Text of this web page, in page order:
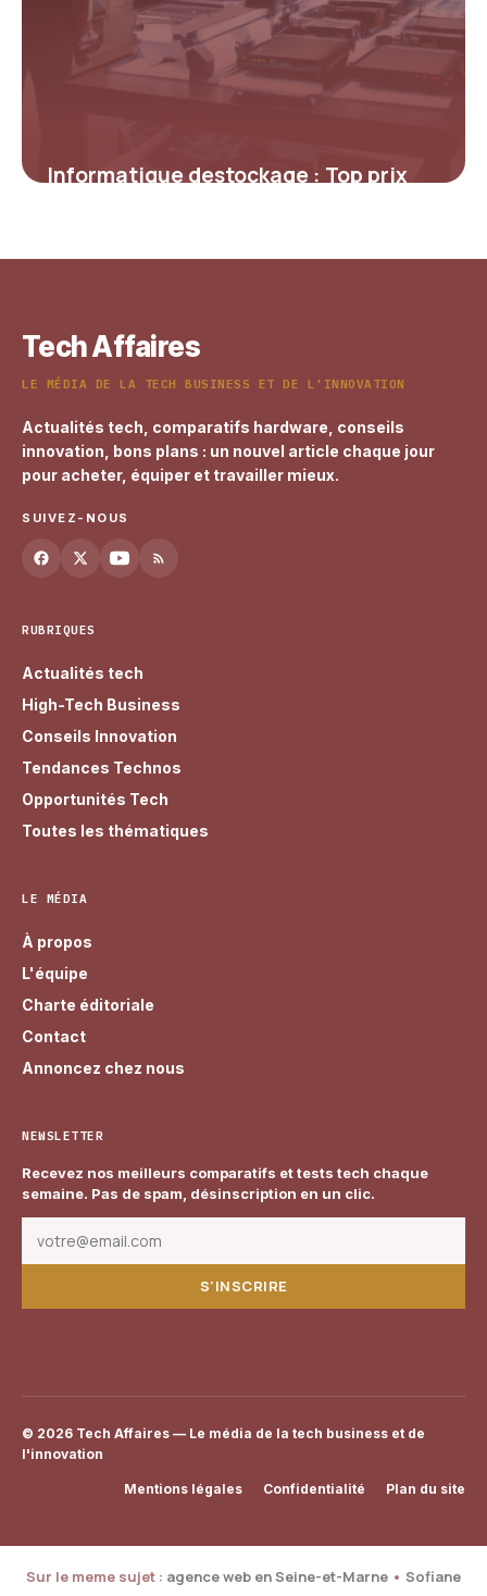
Informatique destockage : Top prix
Tech Affaires
LE MÉDIA DE LA TECH BUSINESS ET DE L'INNOVATION
Actualités tech, comparatifs hardware, conseils
innovation, bons plans : un nouvel article chaque jour
pour acheter, équiper et travailler mieux.
SUIVEZ-NOUS
RUBRIQUES
Actualités tech
High-Tech Business
Conseils Innovation
Tendances Technos
Opportunités Tech
Toutes les thématiques
LE MÉDIA
À propos
L'équipe
Charte éditoriale
Contact
Annoncez chez nous
NEWSLETTER
Recevez nos meilleurs comparatifs et tests tech chaque
semaine. Pas de spam, désinscription en un clic.
S'INSCRIRE
© 2026 Tech Affaires — Le média de la tech business et de
l'innovation
Mentions légales Confidentialité Plan du site
Sur le meme sujet : agence web en Seine-et-Marne • Sofiane